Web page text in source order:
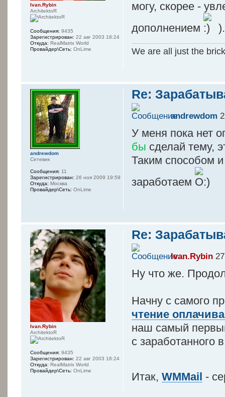
могу, скорее -
дополнением
We are all just the
Ivan.Rybin
ArchitektoR
Сообщения: 9435
Зарегистрирован: 22 авг 2003 18:24
Откуда: RealMatrix World
Провайдер\Сеть: OnLime
Re:
andrewdom
У меня пока нет
бы сделай тему,
Таким способом
заработаем
andrewdom
Сетевик
Сообщения: 11
Зарегистрирован: 26 ноя 2009 19:59
Откуда: Москва
Провайдер\Сеть: OnLime
Re:
Ivan.Rybin
Ну что же.
Начну с самого
чтение
наш самый
с заработанного
Итак,WMMail -
Ivan.Rybin
ArchitektoR
Сообщения: 9435
Зарегистрирован: 22 авг 2003 18:24
Откуда: RealMatrix World
Провайдер\Сеть: OnLime